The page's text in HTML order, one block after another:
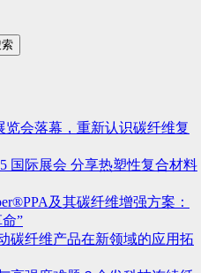
览会落幕，重新认识碳纤维复
国际展会 分享热塑性复合材料
及其碳纤维增强方案：
”
碳纤维产品在新领域的应用拓